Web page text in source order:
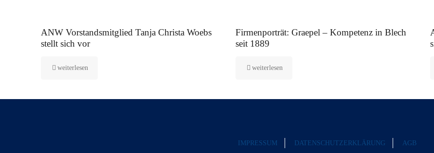
ANW Vorstandsmitglied Tanja Christa Woebs
stellt sich vor
weiterlesen
Firmenporträt: Graepel – Kompetenz in Blech
seit 1889
weiterlesen
IMPRESSUM DATENSCHUTZERKLÄRUNG AGB